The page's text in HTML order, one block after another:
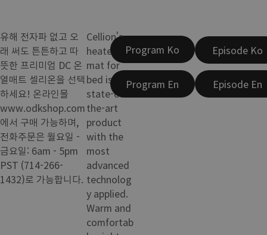
유해 전자파 없고 오
래 써도 튼튼하고 따
뜻한 프리미엄 DC 온
열매트 셀리온을 선택
하세요! 온라인몰
www.odkshop.com
에서 구매 가능하며,
전화주문은 월요일 -
금요일: 6am - 5pm
PST (714-266-
1432)로 가능합니다.
Cellion's
heated
mat for
bed is a
state-of-
the-art
product
with the
most
advanced
technolog
y applied.
Warm and
comfortab
Program Ko
Program En
Episode Ko
Episode En